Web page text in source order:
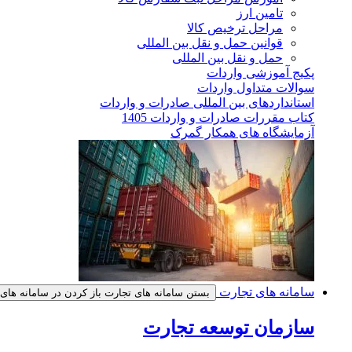
تامین ارز
مراحل ترخیص کالا
قوانین حمل و نقل بین المللی
حمل و نقل بین المللی
پکیج آموزشی واردات
سوالات متداول واردات
استانداردهای بین المللی صادرات و واردات
کتاب مقررات صادرات و واردات 1405
آزمایشگاه های همکار گمرک
سامانه های تجارت بستن سامانه های تجارت باز کردن در سامانه
سازمان توسعه تجارت